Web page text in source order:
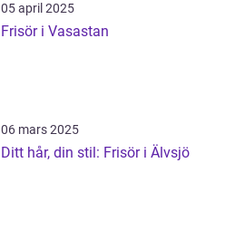
05 april 2025
Frisör i Vasastan
06 mars 2025
Ditt hår, din stil: Frisör i Älvsjö